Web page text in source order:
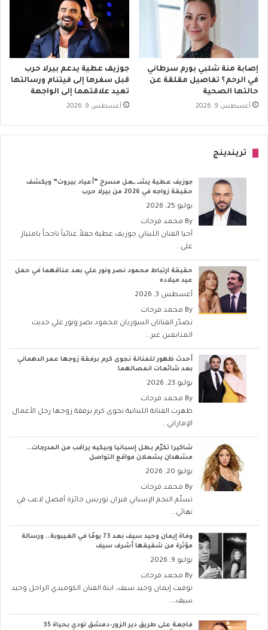
إصابة منة شلبي بورم سرطاني
في الرحم؟ تفاصيل مقلقة عن
حالتها الصحية
أغسطس 9, 2026
جوزيف عطية يدعم بيرلا حرب
قبل سفرها إلى فيتنام ورسالتها
تعيد علاقتهما إلى الواجهة
أغسطس 9, 2026
تريندينج
جوزيف عطية يشــ ــعل مسرح “أعياد بيروت” ويكشف
حقيقة زواجه في 2026 من بيرلا حرب
يوليو 25, 2026
By محمد فرحات
أحيا الفنان اللبناني جوزيف عطية حفلاً غنائياً ناجحاً بامتياز
على...
حقيقة ارتباط محمود نصر ونور علي بعد عناقهما في حفل
عيد ميلاده
أغسطس 3, 2026
By محمد فرحات
تصدّر الفنانان السوريان محمود نصر ونور علي حديث
المتابعين عبر...
أحدث ظهور للفنانة نجوى كرم برفقة زوجها عمر الدهماني
بعد شائعات انفصالهما
يوليو 23, 2026
By محمد فرحات
ظهرت الفنانة اللبنانية نجوى كرم برفقة زوجها رجل الأعمال
الإماراتي...
شاكيرا تكرّم بطل إسبانيا وبيكيه يراقب من المدرجات..
مشهدان يشعلان مواقع التواصل
يوليو 20, 2026
By محمد فرحات
تسلّم النجم الإسباني فيران توريس جائزة أفضل لاعب في
نهائي...
وفاة إيمان وحيد سيف بعد 73 يومًا في الغيبوبة.. ورسالة
مؤثرة من شقيقها أشرف سيف
يوليو 9, 2026
By محمد فرحات
توفيت إيمان وحيد سيف، ابنة الفنان الكوميدي الراحل وحيد
سيف،...
فاجعة على طريق دير الزور–دمشق تودي بحياة 35